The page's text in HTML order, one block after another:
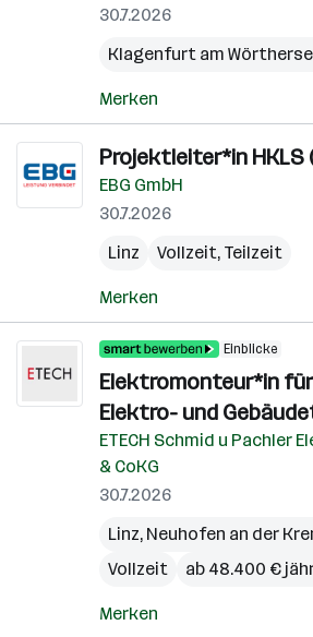
30.7.2026
Klagenfurt am
Merken
Projektleiter*in HKLS
EBG GmbH
30.7.2026
Linz
Vollzeit, Teilzeit
Merken
Einblicke
Elektromonteur*in
Elektro- und
ETECH Schmid u Pachler
& CoKG
30.7.2026
Linz, Neuhofen an der
Vollzeit
ab 48.400 €
Merken